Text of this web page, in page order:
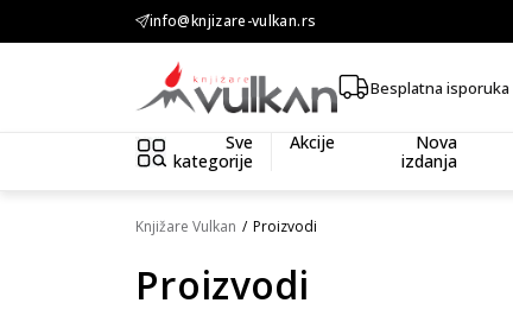
info@knjizare-vulkan.rs
KOLIČINSKI POPUST ::: Dodatnih 10% na tri kupljena artikla
Besplatna isporuka
Sve
kategorije
Akcije
Nova
izdanja
Knjižare Vulkan Proizvodi
Proizvodi